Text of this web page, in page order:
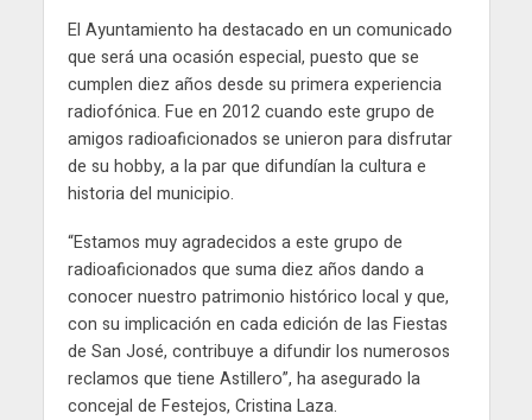
El Ayuntamiento ha destacado en un comunicado
que será una ocasión especial, puesto que se
cumplen diez años desde su primera experiencia
radiofónica. Fue en 2012 cuando este grupo de
amigos radioaficionados se unieron para disfrutar
de su hobby, a la par que difundían la cultura e
historia del municipio.
“Estamos muy agradecidos a este grupo de
radioaficionados que suma diez años dando a
conocer nuestro patrimonio histórico local y que,
con su implicación en cada edición de las Fiestas
de San José, contribuye a difundir los numerosos
reclamos que tiene Astillero”, ha asegurado la
concejal de Festejos, Cristina Laza.